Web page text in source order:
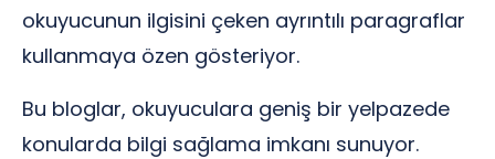
okuyucunun ilgisini çeken ayrıntılı paragraflar
kullanmaya özen gösteriyor.
Bu bloglar, okuyuculara geniş bir yelpazede
konularda bilgi sağlama imkanı sunuyor.